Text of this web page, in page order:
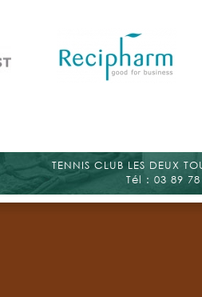
TENNIS CLUB LES DEUX
Tél : 03 89